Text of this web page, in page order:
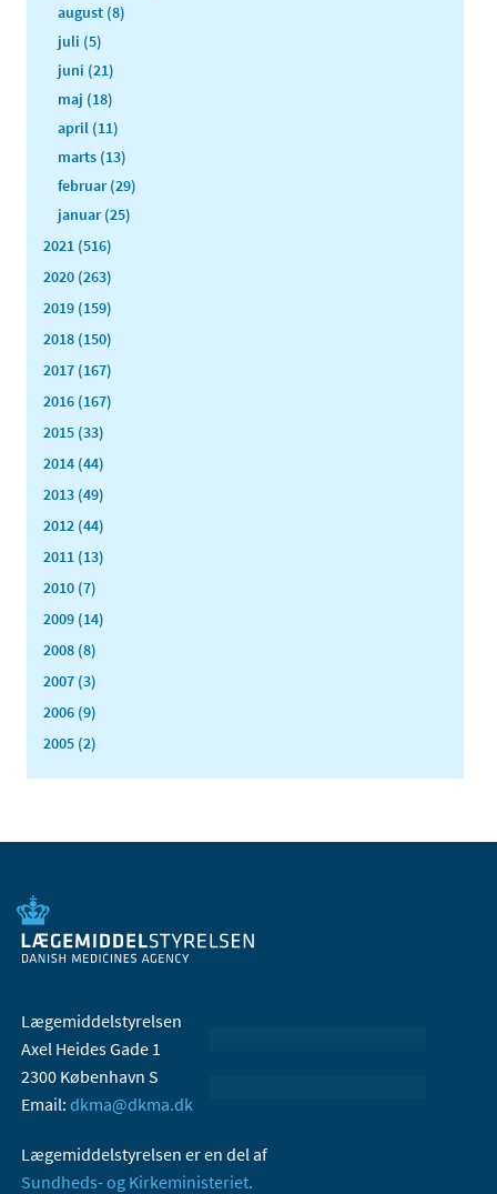
august (8)
juli (5)
juni (21)
maj (18)
april (11)
marts (13)
februar (29)
januar (25)
2021 (516)
2020 (263)
2019 (159)
2018 (150)
2017 (167)
2016 (167)
2015 (33)
2014 (44)
2013 (49)
2012 (44)
2011 (13)
2010 (7)
2009 (14)
2008 (8)
2007 (3)
2006 (9)
2005 (2)
Lægemiddelstyrelsen
Axel Heides Gade 1
2300 København S
Email: dkma@dkma.dk
Lægemiddelstyrelsen er en del af
Sundheds- og Kirkeministeriet.